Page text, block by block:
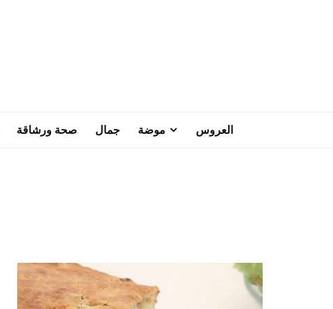
العروس موضة جمال صحة ورشاقة